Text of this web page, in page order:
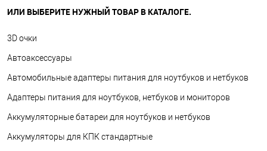
ИЛИ ВЫБЕРИТЕ НУЖНЫЙ ТОВАР В КАТАЛОГЕ.
3D очки
Автоаксессуары
Автомобильные адаптеры питания для ноутбуков и нетбуков
Адаптеры питания для ноутбуков, нетбуков и мониторов
Аккумуляторные батареи для ноутбуков и нетбуков
Аккумуляторы для КПК стандартные